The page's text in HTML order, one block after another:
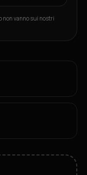
non vanno sui nostri